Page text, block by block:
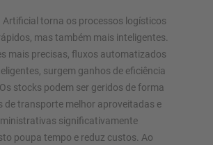
Artificial torna os processos logísticos
mas também mais inteligentes.
mais precisas, fluxos automatizados
surgem ganhos de eficiência
stocks podem ser geridos de forma
de transporte melhor aproveitadas e
significativamente
poupa tempo e reduz custos. Ao